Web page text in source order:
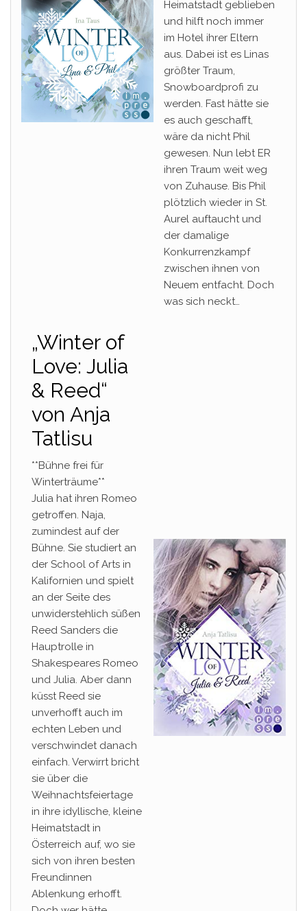
Heimatstadt geblieben
und hilft noch immer
im Hotel ihrer Eltern
aus. Dabei ist es Linas
größter Traum,
Snowboardprofi zu
werden. Fast hätte sie
es auch geschafft,
wäre da nicht Phil
gewesen. Nun lebt ER
ihren Traum weit weg
von Zuhause. Bis Phil
plötzlich wieder in St.
Aurel auftaucht und
der damalige
Konkurrenzkampf
zwischen ihnen von
Neuem entfacht. Doch
was sich neckt…
„Winter of
Love: Julia
& Reed“
von Anja
Tatlisu
**Bühne frei für
Winterträume**
Julia hat ihren Romeo
getroffen. Naja,
zumindest auf der
Bühne. Sie studiert an
der School of Arts in
Kalifornien und spielt
an der Seite des
unwiderstehlich süßen
Reed Sanders die
Hauptrolle in
Shakespeares Romeo
und Julia. Aber dann
küsst Reed sie
unverhofft auch im
echten Leben und
verschwindet danach
einfach. Verwirrt bricht
sie über die
Weihnachtsfeiertage
in ihre idyllische, kleine
Heimatstadt in
Österreich auf, wo sie
sich von ihren besten
Freundinnen
Ablenkung erhofft.